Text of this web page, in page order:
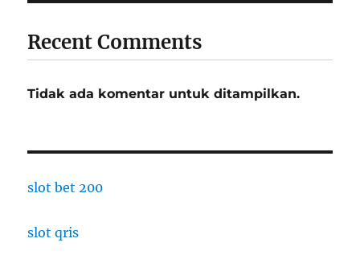
Recent Comments
Tidak ada komentar untuk ditampilkan.
slot bet 200
slot qris